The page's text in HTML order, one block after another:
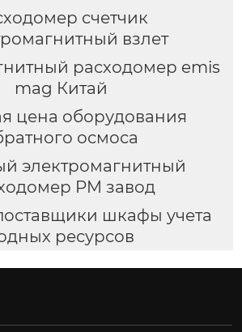
счетчик
взлет
расходомер emis
mag Китай
цена оборудования
осмоса
электромагнитный
PM завод
шкафы учета
ресурсов